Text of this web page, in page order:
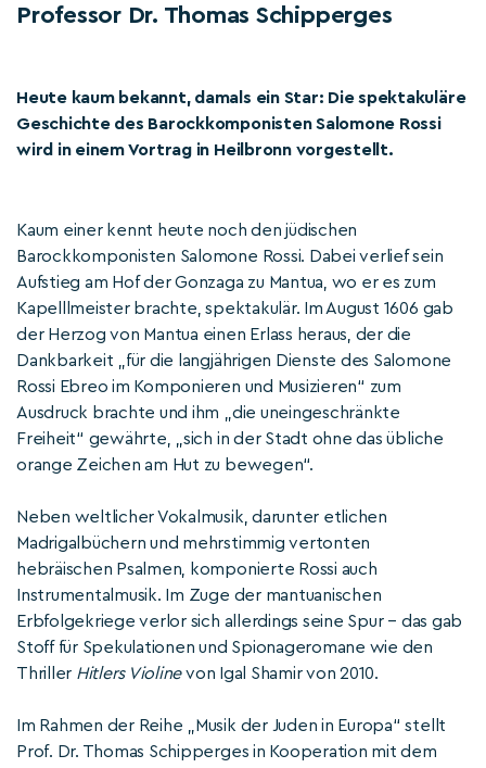
Professor Dr. Thomas Schipperges
Heute kaum bekannt, damals ein Star: Die spektakuläre
Geschichte des Barockkomponisten Salomone Rossi
wird in einem Vortrag in Heilbronn vorgestellt.
Kaum einer kennt heute noch den jüdischen
Barockkomponisten Salomone Rossi. Dabei verlief sein
Aufstieg am Hof der Gonzaga zu Mantua, wo er es zum
Kapelllmeister brachte, spektakulär. Im August 1606 gab
der Herzog von Mantua einen Erlass heraus, der die
Dankbarkeit „für die langjährigen Dienste des Salomone
Rossi Ebreo im Komponieren und Musizieren“ zum
Ausdruck brachte und ihm „die uneingeschränkte
Freiheit“ gewährte, „sich in der Stadt ohne das übliche
orange Zeichen am Hut zu bewegen“.
Neben weltlicher Vokalmusik, darunter etlichen
Madrigalbüchern und mehrstimmig vertonten
hebräischen Psalmen, komponierte Rossi auch
Instrumentalmusik. Im Zuge der mantuanischen
Erbfolgekriege verlor sich allerdings seine Spur – das gab
Stoff für Spekulationen und Spionageromane wie den
Thriller Hitlers Violinevon Igal Shamir von 2010.
Im Rahmen der Reihe „Musik der Juden in Europa“ stellt
Prof. Dr. Thomas Schipperges in Kooperation mit dem